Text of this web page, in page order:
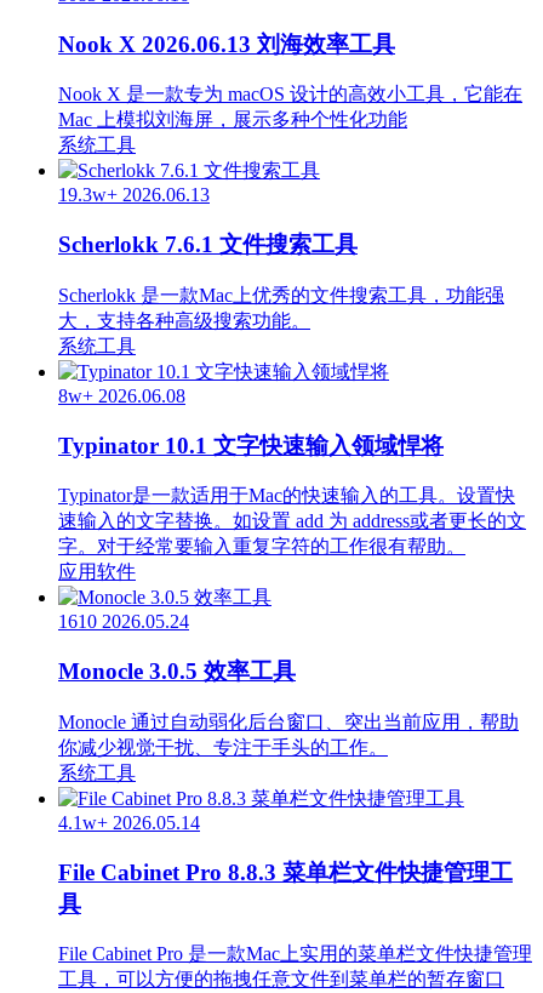
Nook X 2026.06.13 刘海效率工具
Nook X 是一款专为 macOS 设计的高效小工具，它能在
Mac 上模拟刘海屏，展示多种个性化功能
系统工具
19.3w+ 2026.06.13
Scherlokk 7.6.1 文件搜索工具
Scherlokk 是一款Mac上优秀的文件搜索工具，功能强
大，支持各种高级搜索功能。
系统工具
8w+ 2026.06.08
Typinator 10.1 文字快速输入领域悍将
Typinator是一款适用于Mac的快速输入的工具。设置快
速输入的文字替换。如设置 add 为 address或者更长的文
字。对于经常要输入重复字符的工作很有帮助。
应用软件
1610 2026.05.24
Monocle 3.0.5 效率工具
Monocle 通过自动弱化后台窗口、突出当前应用，帮助
你减少视觉干扰、专注于手头的工作。
系统工具
4.1w+ 2026.05.14
File Cabinet Pro 8.8.3 菜单栏文件快捷管理工
具
File Cabinet Pro 是一款Mac上实用的菜单栏文件快捷管理
工具，可以方便的拖拽任意文件到菜单栏的暂存窗口